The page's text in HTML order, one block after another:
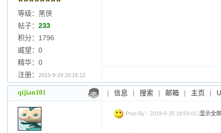
等级：黑侠
帖子： 233
积分：1796
威望：0
精华：0
注册：
2013-9-29 20:15:12
qijian101 | 信息 | 搜索 | 邮箱 | 主页 |
Post By：2018-6-25 18:54:01 [显示全